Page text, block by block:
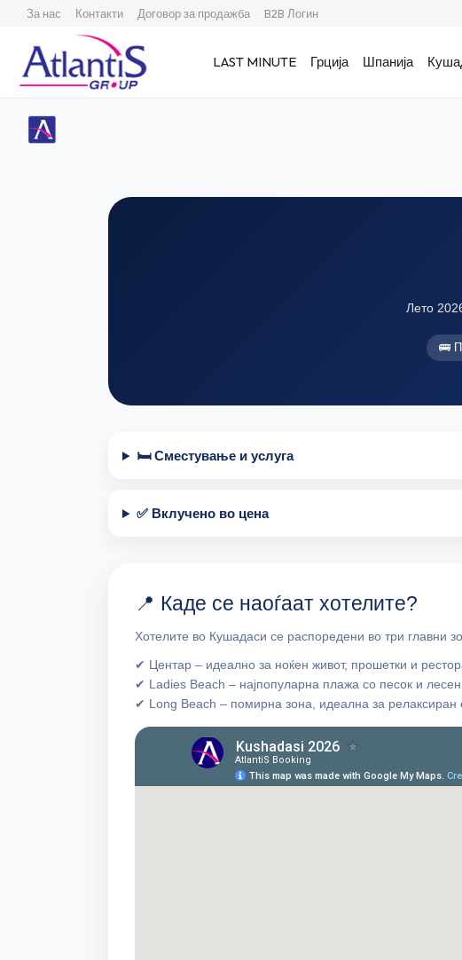
За нас Контакти Договор за продажба B2B Логин
LAST MINUTE Грција Шпанија
Лето
🚌
🛏 Сместување и услуга
✅ Вклучено во цена
📍 Каде се наоѓаат хотелите?
Хотелите во Кушадаси се распоредени во три главни
✔ Центар – идеално за ноќен живот, прошетки и
✔ Ladies Beach – најпопуларна плажа со песок и
✔ Long Beach – помирна зона, идеална за релаксиран